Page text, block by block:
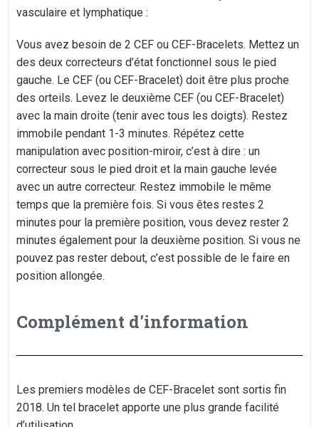
vasculaire et lymphatique :
Vous avez besoin de 2 CEF ou CEF-Bracelets. Mettez un
des deux correcteurs d’état fonctionnel sous le pied
gauche. Le CEF (ou CEF-Bracelet) doit être plus proche
des orteils. Levez le deuxième CEF (ou CEF-Bracelet)
avec la main droite (tenir avec tous les doigts). Restez
immobile pendant 1-3 minutes. Répétez cette
manipulation avec position-miroir, c’est à dire : un
correcteur sous le pied droit et la main gauche levée
avec un autre correcteur. Restez immobile le même
temps que la première fois. Si vous êtes restes 2
minutes pour la première position, vous devez rester 2
minutes également pour la deuxième position. Si vous ne
pouvez pas rester debout, c’est possible de le faire en
position allongée.
Complément d'information
Les premiers modèles de CEF-Bracelet sont sortis fin
2018. Un tel bracelet apporte une plus grande facilité